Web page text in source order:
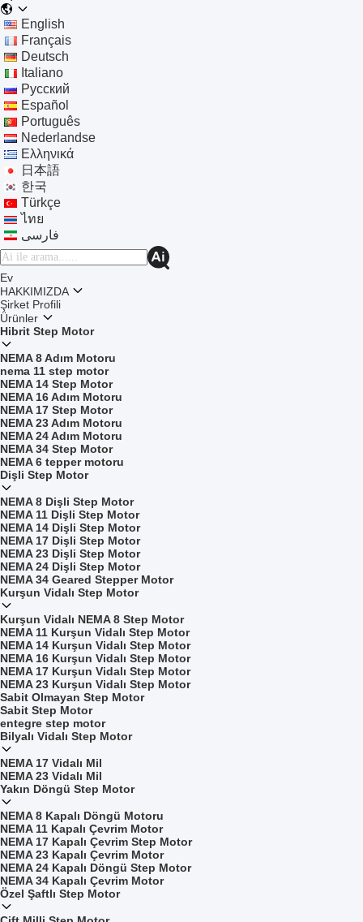
English
Français
Deutsch
Italiano
Русский
Español
Português
Nederlandse
Ελληνικά
日本語
한국
Türkçe
ไทย
فارسی
Ev
HAKKIMIZDA
Şirket Profili
Ürünler
Hibrit Step Motor
NEMA 8 Adım Motoru
nema 11 step motor
NEMA 14 Step Motor
NEMA 16 Adım Motoru
NEMA 17 Step Motor
NEMA 23 Adım Motoru
NEMA 24 Adım Motoru
NEMA 34 Step Motor
NEMA 6 tepper motoru
Dişli Step Motor
NEMA 8 Dişli Step Motor
NEMA 11 Dişli Step Motor
NEMA 14 Dişli Step Motor
NEMA 17 Dişli Step Motor
NEMA 23 Dişli Step Motor
NEMA 24 Dişli Step Motor
NEMA 34 Geared Stepper Motor
Kurşun Vidalı Step Motor
Kurşun Vidalı NEMA 8 Step Motor
NEMA 11 Kurşun Vidalı Step Motor
NEMA 14 Kurşun Vidalı Step Motor
NEMA 16 Kurşun Vidalı Step Motor
NEMA 17 Kurşun Vidalı Step Motor
NEMA 23 Kurşun Vidalı Step Motor
Sabit Olmayan Step Motor
Sabit Step Motor
entegre step motor
Bilyalı Vidalı Step Motor
NEMA 17 Vidalı Mil
NEMA 23 Vidalı Mil
Yakın Döngü Step Motor
NEMA 8 Kapalı Döngü Motoru
NEMA 11 Kapalı Çevrim Motor
NEMA 17 Kapalı Çevrim Step Motor
NEMA 23 Kapalı Çevrim Motor
NEMA 24 Kapalı Döngü Step Motor
NEMA 34 Kapalı Çevrim Motor
Özel Şaftlı Step Motor